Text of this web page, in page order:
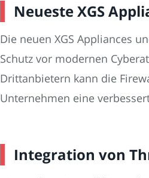
Neueste XGS
Die neuen XGS Appliances
Schutz vor modernen
Drittanbietern kann die
Unternehmen eine
Integration von